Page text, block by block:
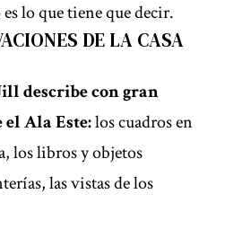
lo que tiene que decir.
DE LA CASA
describe con gran
Ala Este:los cuadros en
los libros y objetos
las vistas de los